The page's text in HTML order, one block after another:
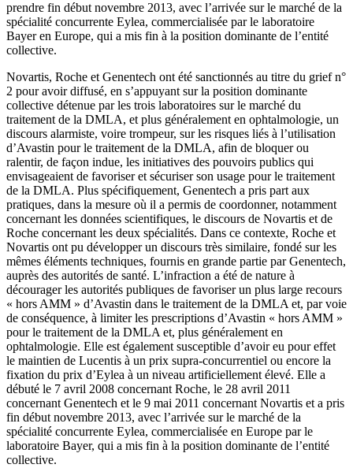
prendre fin début novembre 2013, avec l’arrivée sur le marché de la
spécialité concurrente Eylea, commercialisée par le laboratoire
Bayer en Europe, qui a mis fin à la position dominante de l’entité
collective.
Novartis, Roche et Genentech ont été sanctionnés au titre du grief n°
2 pour avoir diffusé, en s’appuyant sur la position dominante
collective détenue par les trois laboratoires sur le marché du
traitement de la DMLA, et plus généralement en ophtalmologie, un
discours alarmiste, voire trompeur, sur les risques liés à l’utilisation
d’Avastin pour le traitement de la DMLA, afin de bloquer ou
ralentir, de façon indue, les initiatives des pouvoirs publics qui
envisageaient de favoriser et sécuriser son usage pour le traitement
de la DMLA. Plus spécifiquement, Genentech a pris part aux
pratiques, dans la mesure où il a permis de coordonner, notamment
concernant les données scientifiques, le discours de Novartis et de
Roche concernant les deux spécialités. Dans ce contexte, Roche et
Novartis ont pu développer un discours très similaire, fondé sur les
mêmes éléments techniques, fournis en grande partie par Genentech,
auprès des autorités de santé. L’infraction a été de nature à
décourager les autorités publiques de favoriser un plus large recours
« hors AMM » d’Avastin dans le traitement de la DMLA et, par voie
de conséquence, à limiter les prescriptions d’Avastin « hors AMM »
pour le traitement de la DMLA et, plus généralement en
ophtalmologie. Elle est également susceptible d’avoir eu pour effet
le maintien de Lucentis à un prix supra-concurrentiel ou encore la
fixation du prix d’Eylea à un niveau artificiellement élevé. Elle a
débuté le 7 avril 2008 concernant Roche, le 28 avril 2011
concernant Genentech et le 9 mai 2011 concernant Novartis et a pris
fin début novembre 2013, avec l’arrivée sur le marché de la
spécialité concurrente Eylea, commercialisée en Europe par le
laboratoire Bayer, qui a mis fin à la position dominante de l’entité
collective.